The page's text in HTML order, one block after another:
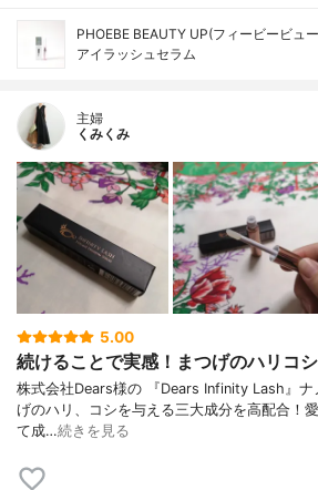
PHOEBE BEAUTY UP(フィービービュ
アイラッシュセラム
主婦
くみくみ
5.00
続けることで実感！まつげのハリコ
株式会社Dears様の 『Dears Infinity Lash』ナ
げのハリ、コシを与える三大成分を高配合！
て成…続きを見る